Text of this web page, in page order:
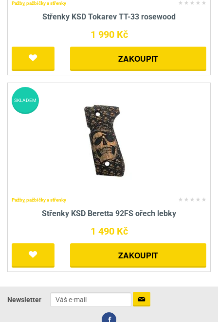
Pažby, pažbičky a střenky
Střenky KSD Tokarev TT-33 rosewood
1 990 Kč
ZAKOUPIT
Pažby, pažbičky a střenky
Střenky KSD Beretta 92FS ořech lebky
1 490 Kč
ZAKOUPIT
SKLADEM
Newsletter